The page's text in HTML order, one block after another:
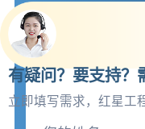
有疑问？要支持？
立即填写需求，红星工